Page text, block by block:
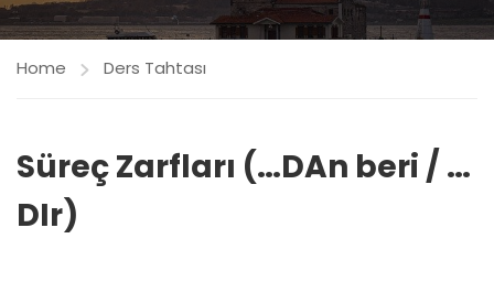
Home Ders Tahtası
Süreç Zarfları (…DAn beri / …
DIr)